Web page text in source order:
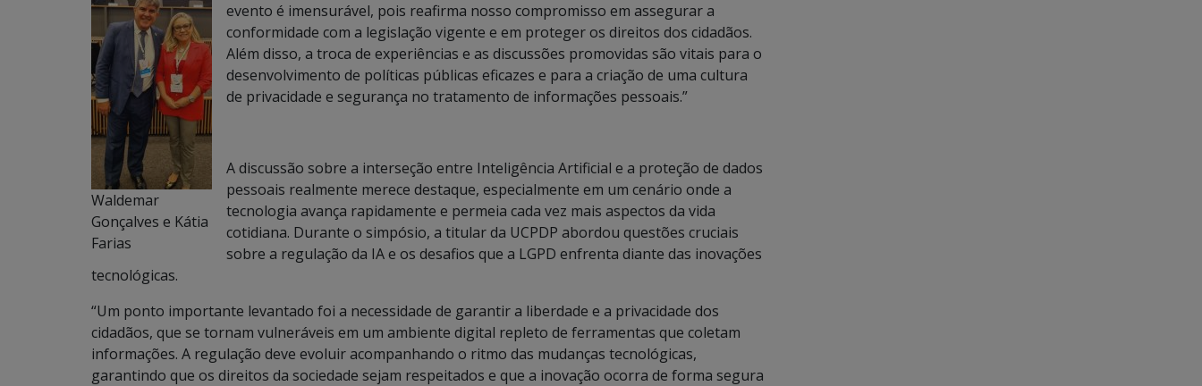
Waldemar
Gonçalves e Kátia
Farias
evento é imensurável, pois reafirma nosso compromisso em assegurar a
conformidade com a legislação vigente e em proteger os direitos dos cidadãos.
Além disso, a troca de experiências e as discussões promovidas são vitais para o
desenvolvimento de políticas públicas eficazes e para a criação de uma cultura
de privacidade e segurança no tratamento de informações pessoais.”
A discussão sobre a interseção entre Inteligência Artificial e a proteção de dados
pessoais realmente merece destaque, especialmente em um cenário onde a
tecnologia avança rapidamente e permeia cada vez mais aspectos da vida
cotidiana. Durante o simpósio, a titular da UCPDP abordou questões cruciais
sobre a regulação da IA e os desafios que a LGPD enfrenta diante das inovações
tecnológicas.
“Um ponto importante levantado foi a necessidade de garantir a liberdade e a privacidade dos
cidadãos, que se tornam vulneráveis em um ambiente digital repleto de ferramentas que coletam
informações. A regulação deve evoluir acompanhando o ritmo das mudanças tecnológicas,
garantindo que os direitos da sociedade sejam respeitados e que a inovação ocorra de forma segura